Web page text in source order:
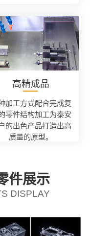
高精成品
加工方式配合完成复
零件结构加工为泰安
的出色产品打造出高
质量的原型。
件展示
DISPLAY